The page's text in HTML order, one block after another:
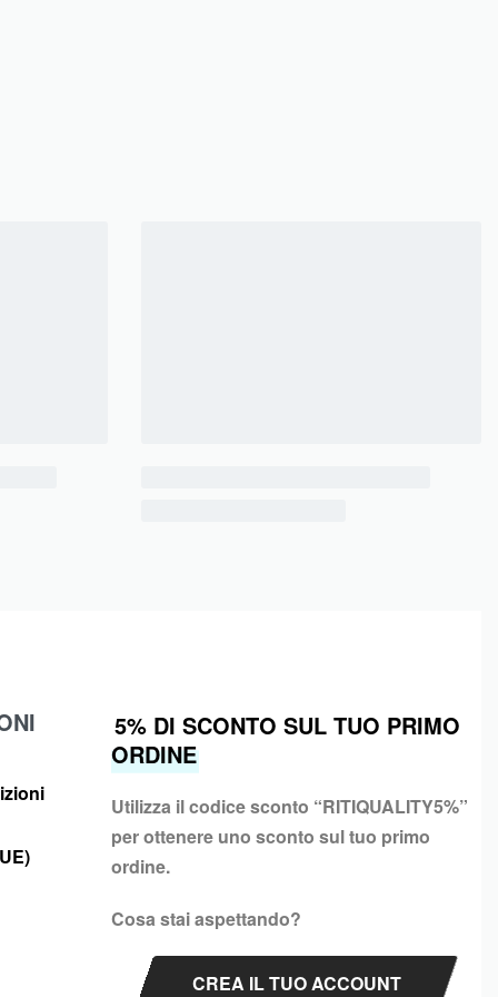
5% DI SCONTO SUL TUO PRIMO
ORDINE
Utilizza il codice sconto “RITIQUALITY5%”
per ottenere uno sconto sul tuo primo
ordine.
Cosa stai aspettando?
CREA IL TUO ACCOUNT